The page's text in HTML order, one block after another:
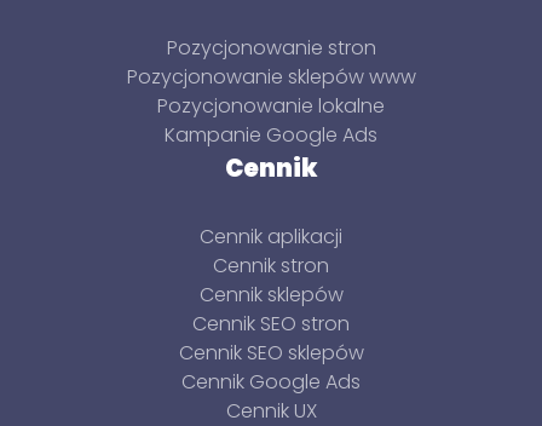
Pozycjonowanie stron
Pozycjonowanie sklepów www
Pozycjonowanie lokalne
Kampanie Google Ads
Cennik
Cennik aplikacji
Cennik stron
Cennik sklepów
Cennik SEO stron
Cennik SEO sklepów
Cennik Google Ads
Cennik UX